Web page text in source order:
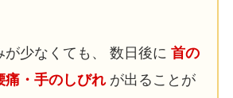
が少なくても、 数日後に 首の
痛・手のしびれが出ることが